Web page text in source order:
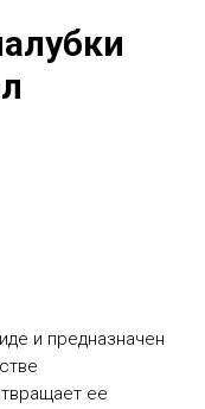
и предназначен
ее